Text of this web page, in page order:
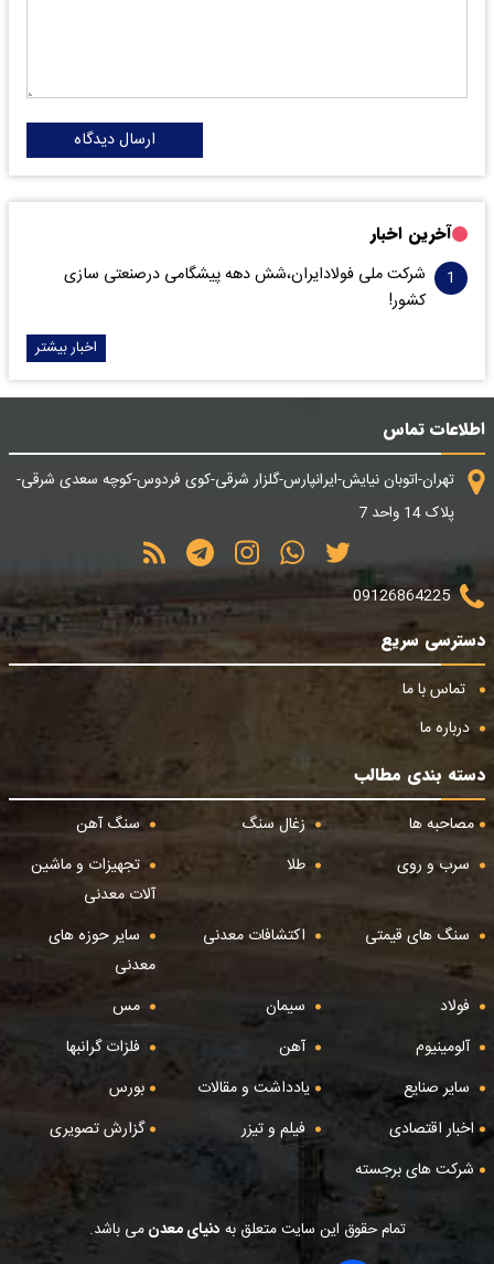
ارسال دیدگاه
آخرین اخبار
شرکت ملی فولادایران،شش دهه پیشگامی درصنعتی سازی
کشور!
اخبار بیشتر
اطلاعات تماس
تهران-اتوبان نیایش-ایرانپارس-گلزار شرقی-کوی فردوس-کوچه سعدی شرقی-
پلاک 14 واحد 7
09126864225
دسترسی سریع
تماس با ما
درباره ما
دسته بندی مطالب
مصاحبه ها
زغال سنگ
سنگ آهن
سرب و روی
طلا
تجهیزات و ماشین
آلات معدنی
سنگ های قیمتی
اکتشافات معدنی
سایر حوزه های
معدنی
فولاد
سیمان
مس
آلومینیوم
آهن
فلزات گرانبها
سایر صنایع
یادداشت و مقالات
بورس
اخبار اقتصادی
فیلم و تیزر
گزارش تصویری
شرکت های برجسته
تمام حقوق این سایت متعلق به دنیای معدنمی باشد.